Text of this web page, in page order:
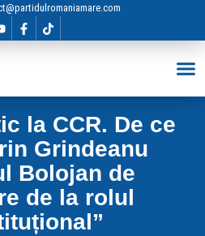
la CCR. De ce
Grindeanu
Bolojan de
de la rolul